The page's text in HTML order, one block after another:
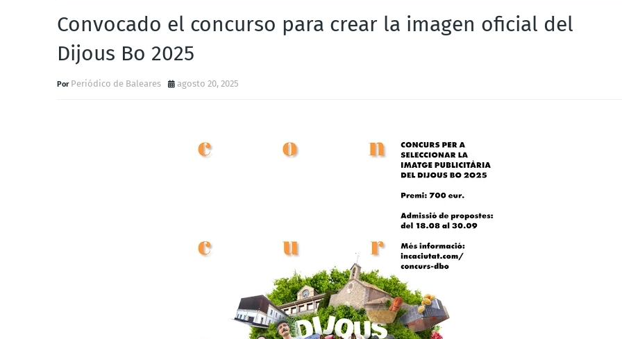
Convocado el concurso para crear la imagen oficial del
Dijous Bo 2025
Periódico de Baleares agosto 20, 2025